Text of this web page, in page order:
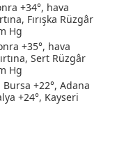
+34°, hava
, Fırışka Rüzgâr
Hg
+35°, hava
, Sert Rüzgâr
Hg
+22°, Adana
+24°, Kayseri